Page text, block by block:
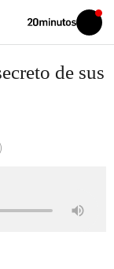
Volver
Iniciar
sesión
de sus